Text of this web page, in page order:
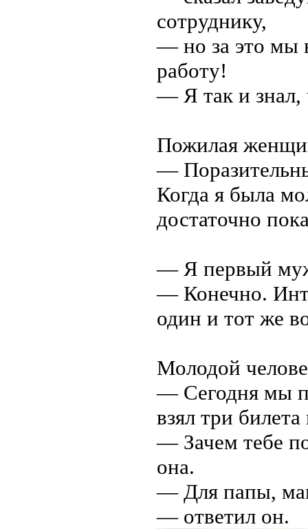
сотруднику,
— но за это мы
работу!
— Я так и знал,
Пожилая
—
Когда я была
достаточно
— Я первый
— Конечно.
один и тот же
Молодой
— Сегодня мы
взял три билета
— Зачем тебе
она.
— Для папы,
— ответил он.